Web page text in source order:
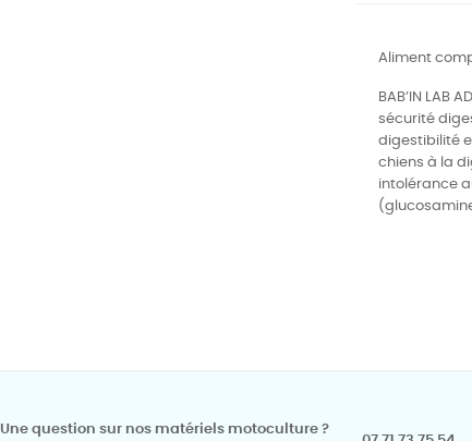
Aliment
BAB’IN LAB
sécurité
digestibilité
chiens à la
intolérance
Une question sur nos matériels motoculture ?